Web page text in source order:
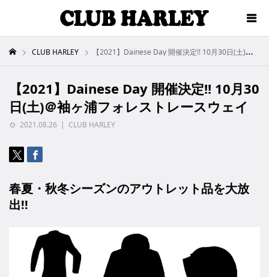
CLUB HARLEY 【2021】Dainese Day 開催決定!! 10月30日(土)＠袖ヶ浦フォレストレースウェイ
【2021】Dainese Day 開催決定!! 10月30
日(土)＠袖ヶ浦フォレストレースウェイ
2021.08.26 CLUB HARLEY
春夏・秋冬シーズンのアウトレット品を大放
出!!